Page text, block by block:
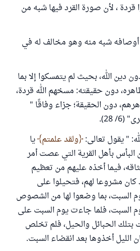
قردة ، لأن صورة القرد فيها شبه من
شبه منه وهو مخالف له في
دين الله، بحيث لم يتمسكوا إلا بما
دون حقيقته: مسخهم الله قردة،
دون الحقيقة؛ جزاء وفاقًا "
28).
" يقول تعالى: ولقد علمتم يا
بأهل القرية التي عصت أمر
فيما أخذه عليهم من تعظيم
كان مشروعا لهم، فتحيلوا على
السبت، بما وضعوا لها من الشصوص
السبت، فلما جاءت يوم السبت على
بتلك الحبائل والحيل، فلم تخلص
الليل أخذوها بعد انقضاء السبت.